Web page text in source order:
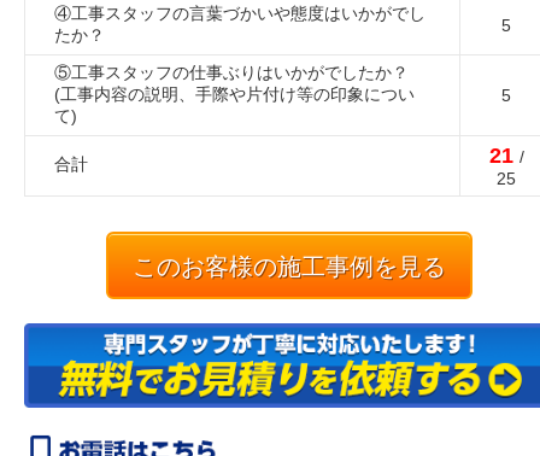
④工事スタッフの言葉づかいや態度はいかがでし
たか？
5
⑤工事スタッフの仕事ぶりはいかがでしたか？
(工事内容の説明、手際や片付け等の印象につい
て)
5
合計 21 /
25
このお客様の施工事例を見る